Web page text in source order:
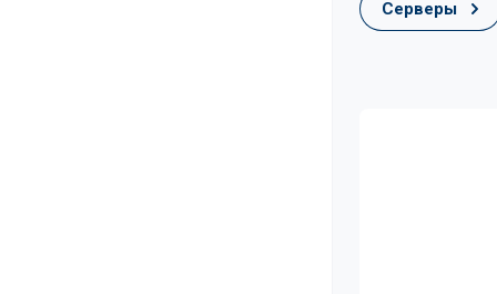
Серверы